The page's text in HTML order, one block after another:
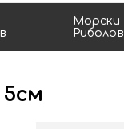
Морски
Риболов
5см